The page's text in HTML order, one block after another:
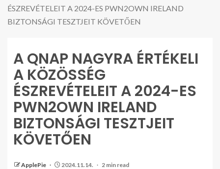
ÉSZREVÉTELEIT A 2024-ES PWN2OWN IRELAND
BIZTONSÁGI TESZTJEIT KÖVETŐEN
A QNAP NAGYRA ÉRTÉKELI
A KÖZÖSSÉG
ÉSZREVÉTELEIT A 2024-ES
PWN2OWN IRELAND
BIZTONSÁGI TESZTJEIT
KÖVETŐEN
ApplePie 2024.11.14. 2 min read